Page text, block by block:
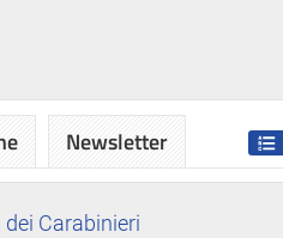
Carabinieri
Newsletter